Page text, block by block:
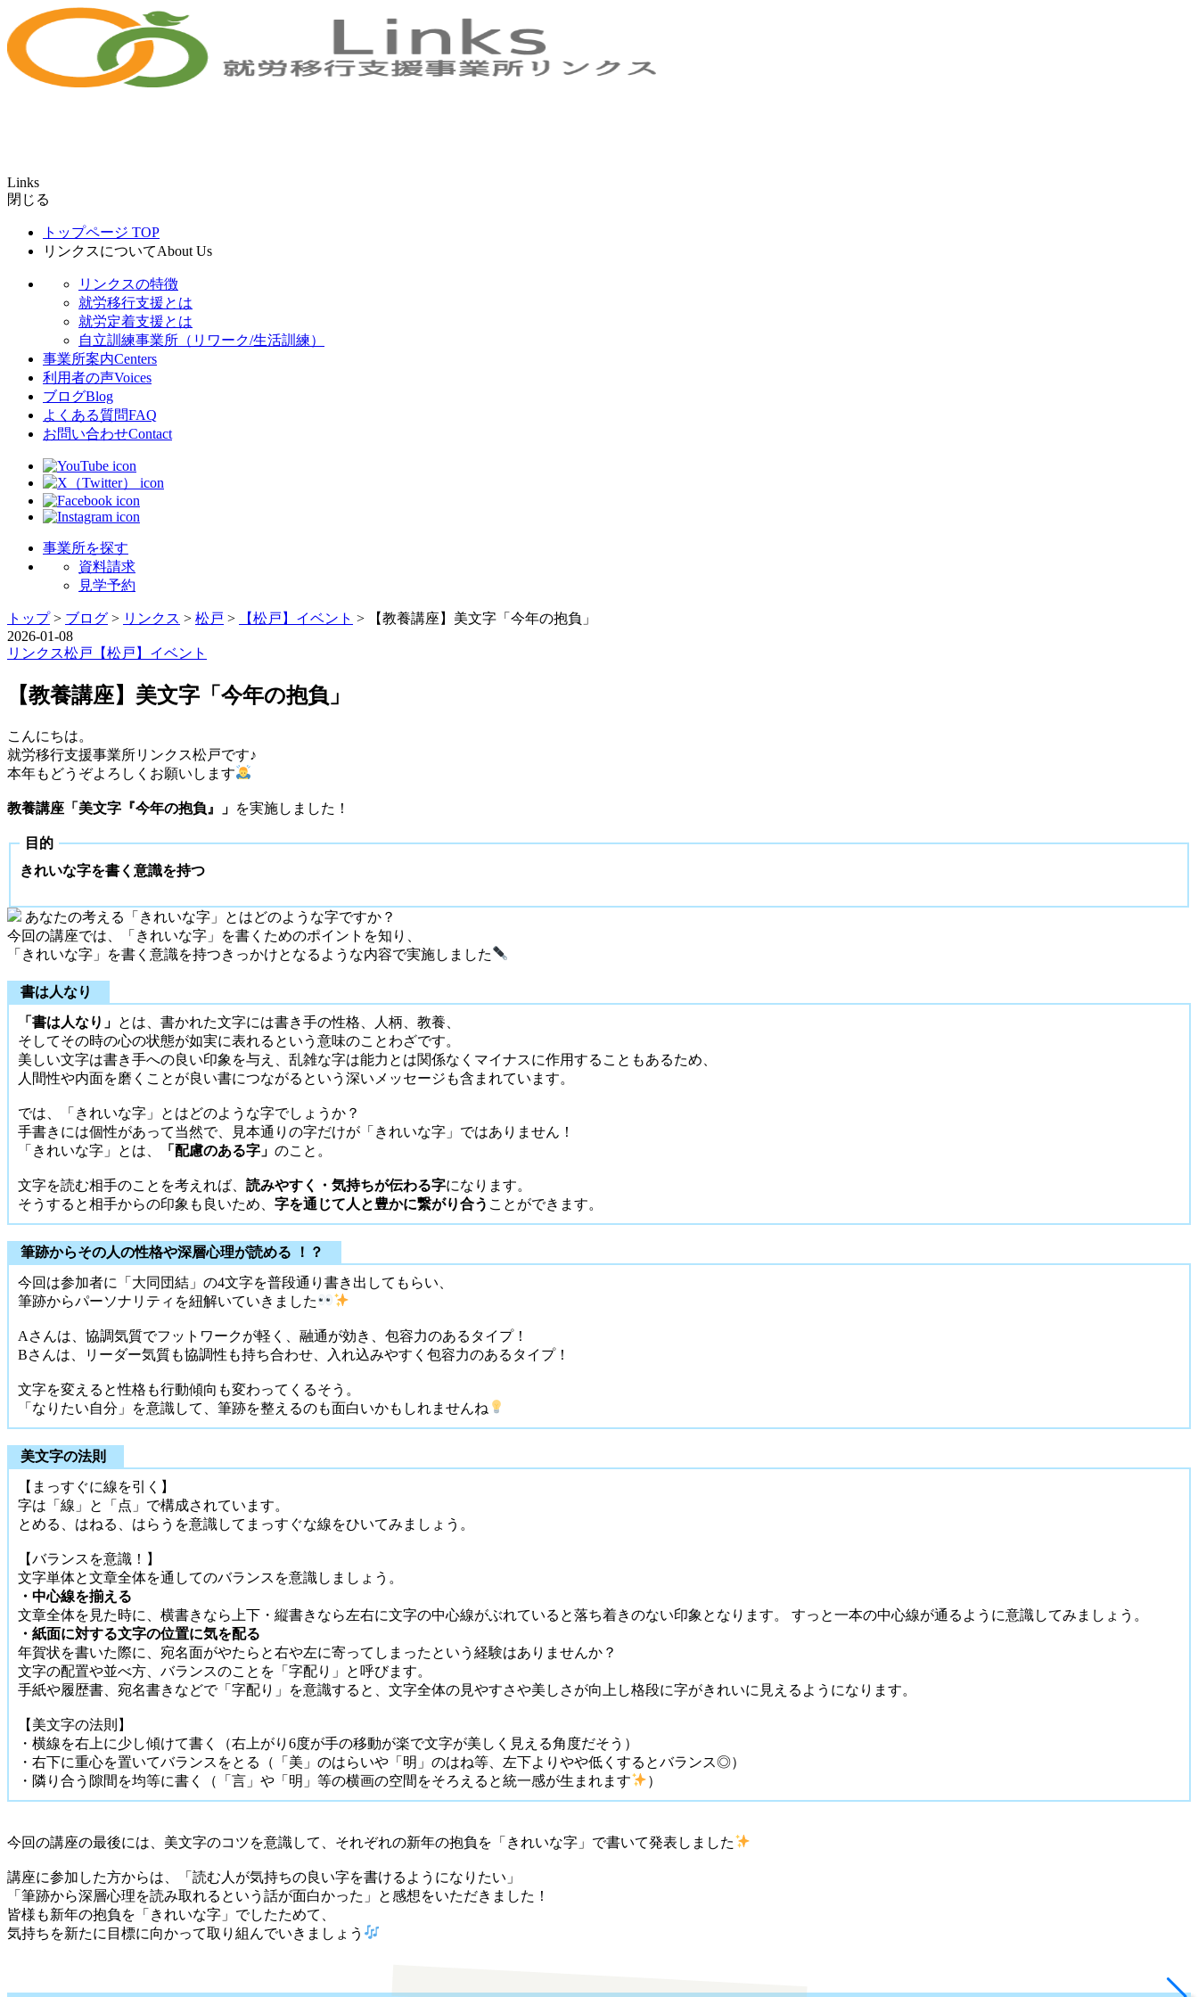
Links
閉じる
トップページ TOP
リンクスについてAbout Us
リンクスの特徴
就労移行支援とは
就労定着支援とは
自立訓練事業所（リワーク/生活訓練）
事業所案内Centers
利用者の声Voices
ブログBlog
よくある質問FAQ
お問い合わせContact
事業所を探す
資料請求
見学予約
トップ> ブログ > リンクス > 松戸 > 【松戸】イベント >
【教養講座】美文字「今年の抱負」
2026-01-08
リンクス松戸 【松戸】イベント
【教養講座】美文字「今年の抱負」
こんにちは。
就労移行支援事業所リンクス松戸です♪
本年もどうぞよろしくお願いします
教養講座「美文字『今年の抱負』」 を実施しました！
目的
きれいな字を書く意識を持つ
あなたの考える「きれいな字」とはどのような字ですか？
今回の講座では、「きれいな字」を書くためのポイントを知り、
「きれいな字」を書く意識を持つきっかけとなるような内容で実施しました
書は人なり
「書は人なり」 とは、書かれた文字には書き手の性格、人柄、教養、
そしてその時の心の状態が如実に表れるという意味のことわざです。
美しい文字は書き手への良い印象を与え、乱雑な字は能力とは関係なくマイナスに作用することもあるため、
人間性や内面を磨くことが良い書につながるという深いメッセージも含まれています。
では、「きれいな字」とはどのような字でしょうか？
手書きには個性があって当然で、見本通りの字だけが「きれいな字」ではありません！
「きれいな字」とは、
「配慮のある字」 のこと。
文字を読む相手のことを考えれば、 読みやすく・気持ちが伝わる字になります。
そうすると相手からの印象も良いため、 字を通じて人と豊かに繋がり合う ことができます。
筆跡からその人の性格や深層心理が読める ！？
今回は参加者に「大同団結」の4文字を普段通り書き出してもらい、
筆跡からパーソナリティを紐解いていきました
Aさんは、協調気質でフットワークが軽く、融通が効き、包容力のあるタイプ！
Bさんは、リーダー気質も協調性も持ち合わせ、入れ込みやすく包容力のあるタイプ！
文字を変えると性格も行動傾向も変わってくるそう。
「なりたい自分」を意識して、筆跡を整えるのも面白いかもしれませんね
美文字の法則
【まっすぐに線を引く】
字は「線」と「点」で構成されています。
とめる、はねる、はらうを意識してまっすぐな線をひいてみましょう。
【バランスを意識！】
文字単体と文章全体を通してのバランスを意識しましょう。
・中心線を揃える
文章全体を見た時に、横書きなら上下・縦書きなら左右に文字の中心線がぶれていると落ち着きのない印象となります。 すっと一本の中心線が通るように意識してみましょう。
・紙面に対する文字の位置に気を配る
年賀状を書いた際に、宛名面がやたらと右や左に寄ってしまったという経験はありませんか？
文字の配置や並べ方、バランスのことを「字配り」と呼びます。
手紙や履歴書、宛名書きなどで「字配り」を意識すると、文字全体の見やすさや美しさが向上し格段に字がきれいに見えるようになります。
【美文字の法則】
・横線を右上に少し傾けて書く（右上がり6度が手の移動が楽で文字が美しく見える角度だそう）
・右下に重心を置いてバランスをとる（「美」のはらいや「明」のはね等、左下よりやや低くするとバランス◎）
・隣り合う隙間を均等に書く（「言」や「明」等の横画の空間をそろえると統一感が生まれます
）
今回の講座の最後には、美文字のコツを意識して、それぞれの新年の抱負を「きれいな字」で書いて発表しました
講座に参加した方からは、「読む人が気持ちの良い字を書けるようになりたい」
「筆跡から深層心理を読み取れるという話が面白かった」と感想をいただきました！
皆様も新年の抱負を「きれいな字」でしたためて、
気持ちを新たに目標に向かって取り組んでいきましょう